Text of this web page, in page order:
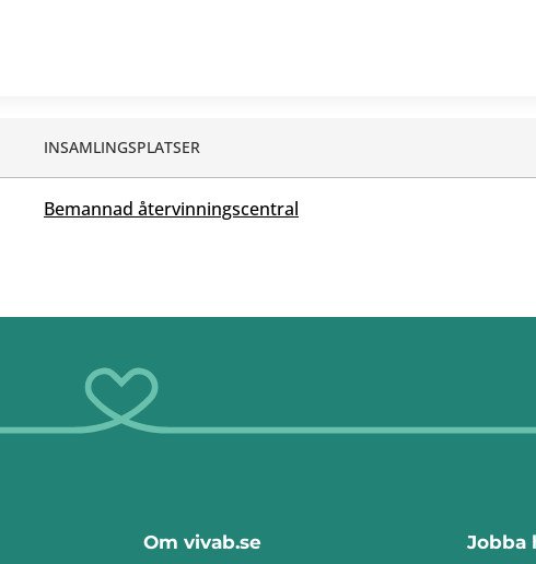
INSAMLINGSPLATSER
Bemannad återvinningscentral
Om vivab.se Jobba